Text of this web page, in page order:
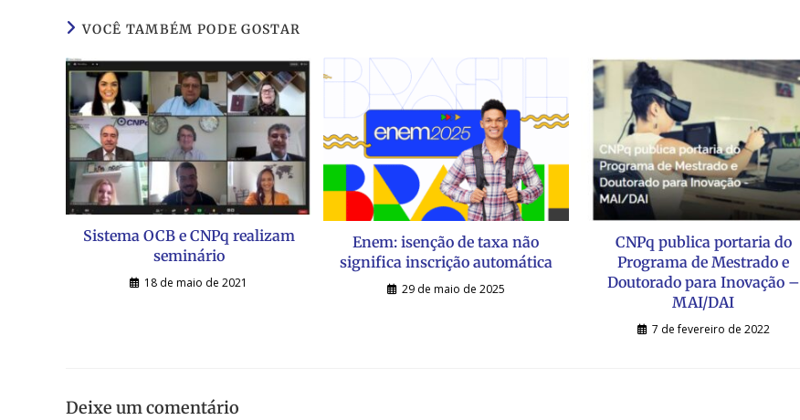
VOCÊ TAMBÉM PODE GOSTAR
Sistema OCB e CNPq realizam
seminário
18 de maio de 2021
Enem: isenção de taxa não
significa inscrição automática
29 de maio de 2025
CNPq publica portaria do
Programa de Mestrado e
Doutorado para Inovação –
MAI/DAI
7 de fevereiro de 2022
Deixe um comentário